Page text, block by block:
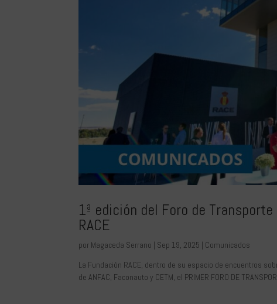
1ª edición del Foro de
RACE
por Magaceda Serrano | Sep 19, 2025 | Comunicados
La Fundación RACE, dentro de su espacio de encuentros
de ANFAC, Faconauto y CETM, el PRIMER FORO DE